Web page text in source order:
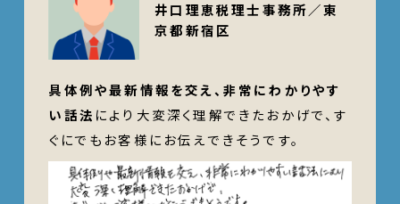
井口理恵税理士事務所／東
京都新宿区
具体例や最新情報を交え、非常にわかりやす
い話法 により大変深く理解できたおかげで、す
ぐにでもお客様にお伝えできそうです。